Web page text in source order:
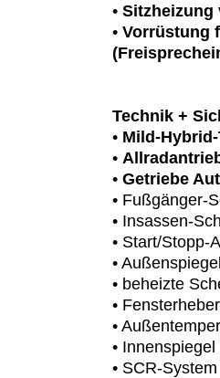
• Sitzheizung
• Vorrüstung
Technik +
• Mild-
•
• Getriebe
• Fußgänger-
• Insassen-
• Start/Stopp-
•
• beheizte
•
•
•
• SCR-